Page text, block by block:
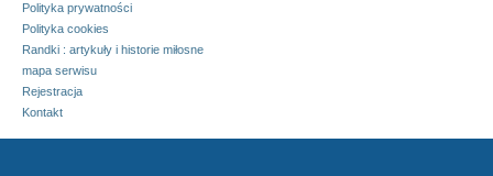
Polityka prywatności
Polityka cookies
Randki : artykuły i historie miłosne
mapa serwisu
Rejestracja
Kontakt